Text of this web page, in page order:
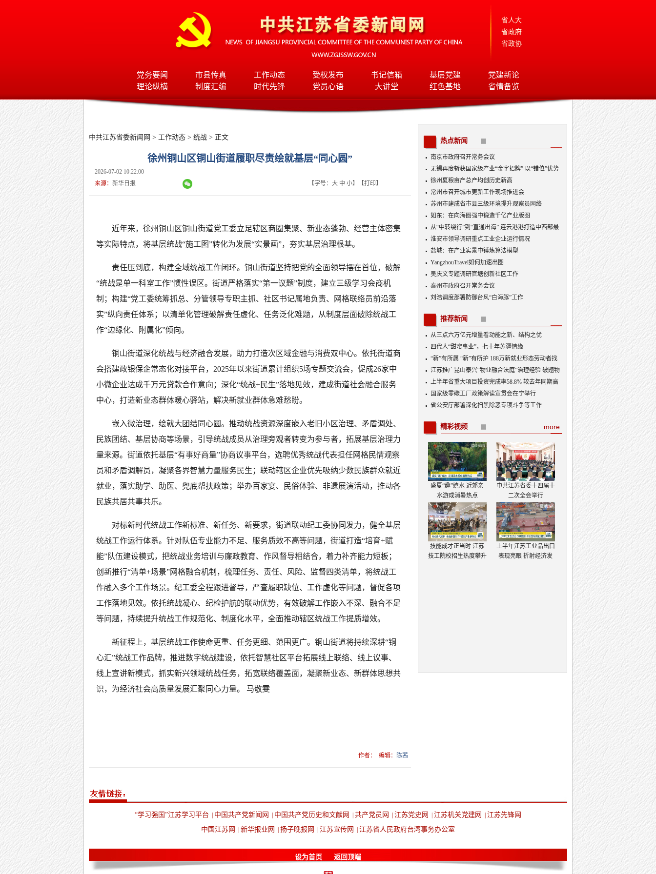
省人大
省政府
省政协
党务要闻 市县传真 工作动态 受权发布 书记信箱 基层党建
党建新论
理论纵横
制度汇编 时代先锋 党员心语 大讲堂 红色基地 省情备览
中共江苏省委新闻网 > 工作动态 > 统战 > 正文
徐州铜山区铜山街道履职尽责绘就基层“同心圆”
2026-07-02 10:22:00
来源： 新华日报 【字号： 大 中 小】【打印】
近年来，徐州铜山区铜山街道党工委立足辖区商圈集聚、新业态蓬勃、经营主体密集
等实际特点，将基层统战“施工图”转化为发展“实景画”，夯实基层治理根基。
责任压到底，构建全域统战工作闭环。铜山街道坚持把党的全面领导摆在首位，破解
“统战是单一科室工作”惯性误区。街道严格落实“第一议题”制度，建立三级学习会商机
制；构建“党工委统筹抓总、分管领导专职主抓、社区书记属地负责、网格联络员前沿落
实”纵向责任体系；以清单化管理破解责任虚化、任务泛化难题，从制度层面破除统战工
作“边缘化、附属化”倾向。
铜山街道深化统战与经济融合发展，助力打造次区域金融与消费双中心。依托街道商
会搭建政银保企常态化对接平台，2025年以来街道累计组织5场专题交流会，促成26家中
小微企业达成千万元贷款合作意向；深化“统战+民生”落地见效，建成街道社会融合服务
中心，打造新业态群体暖心驿站，解决新就业群体急难愁盼。
嵌入微治理，绘就大团结同心圆。推动统战资源深度嵌入老旧小区治理、矛盾调处、
民族团结、基层协商等场景，引导统战成员从治理旁观者转变为参与者，拓展基层治理力
量来源。街道依托基层“有事好商量”协商议事平台，选聘优秀统战代表担任网格民情观察
员和矛盾调解员，凝聚各界智慧力量服务民生；联动辖区企业优先吸纳少数民族群众就近
就业，落实助学、助医、兜底帮扶政策；举办百家宴、民俗体验、非遗展演活动，推动各
民族共居共事共乐。
对标新时代统战工作新标准、新任务、新要求，街道联动纪工委协同发力，健全基层
统战工作运行体系。针对队伍专业能力不足、服务质效不高等问题，街道打造“培育+赋
能”队伍建设模式，把统战业务培训与廉政教育、作风督导相结合，着力补齐能力短板；
创新推行“清单+场景”网格融合机制，梳理任务、责任、风险、监督四类清单，将统战工
作融入多个工作场景。纪工委全程跟进督导，严查履职缺位、工作虚化等问题，督促各项
工作落地见效。依托统战凝心、纪检护航的联动优势，有效破解工作嵌入不深、融合不足
等问题，持续提升统战工作规范化、制度化水平，全面推动辖区统战工作提质增效。
新征程上，基层统战工作使命更重、任务更细、范围更广。铜山街道将持续深耕“铜
心汇”统战工作品牌，推进数字统战建设，依托智慧社区平台拓展线上联络、线上议事、
线上宣讲新模式，抓实新兴领域统战任务，拓宽联络覆盖面，凝聚新业态、新群体思想共
识，为经济社会高质量发展汇聚同心力量。 马敬雯
作者： 编辑： 陈茜
热点新闻
南京市政府召开常务会议
无锡再度斩获国家级产业“金字招牌” 以“错位”优势
入局AI顶层赛道
徐州夏粮亩产总产均创历史新高
常州市召开城市更新工作现场推进会
苏州市建成省市县三级环境提升观察员网络
如东：在向海图强中锻造千亿产业版图
从“中转绕行”到“直通出海” 连云港港打造中西部最
优出海口
淮安市领导调研重点工业企业运行情况
盐城：在产业实景中锤炼算法模型
YangzhouTravel如何加速出圈
吴庆文专题调研官塘创新社区工作
泰州市政府召开常务会议
刘浩调度部署防御台风“白海豚”工作
推荐新闻
从三点六万亿元增量看动能之新、结构之优
四代人“甜蜜事业”，七十年苏疆情缘
“新”有所属 “新”有所护 188万新就业形态劳动者找
到“娘家”
江苏推广昆山泰兴“物业融合法庭”治理经验 破题物
业治理“老大难”
上半年省重大项目投资完成率58.8% 较去年同期高
出3.5个百分点
国家级零碳工厂政策解读宣贯会在宁举行
省公安厅部署深化扫黑除恶专项斗争等工作
more
精彩视频
盛夏“趣”嬉水 近郊亲
水游成消暑热点
中共江苏省委十四届十
二次全会举行
技能成才正当时 江苏
技工院校招生热度攀升
上半年江苏工业品出口
表现亮眼 折射经济发
“学习强国”江苏学习平台 中国共产党新闻网 中国共产党历史和文献网 共产党员网 江苏党史网 江苏机关党建网
江苏先锋网
中国江苏网
新华报业网 扬子晚报网 江苏宣传网 江苏省人民政府台湾事务办公室
设为首页 返回顶端